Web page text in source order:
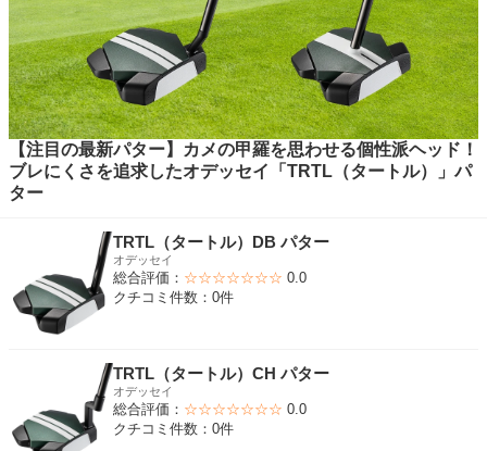
【注目の最新パター】カメの甲羅を思わせる個性派ヘッド！
ブレにくさを追求したオデッセイ「TRTL（タートル）」パ
ター
TRTL（タートル）DB パター
オデッセイ
総合評価： ☆☆☆☆☆☆☆ 0.0
クチコミ件数：0件
TRTL（タートル）CH パター
オデッセイ
総合評価： ☆☆☆☆☆☆☆ 0.0
クチコミ件数：0件